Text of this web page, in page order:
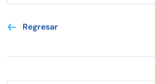
Regresar